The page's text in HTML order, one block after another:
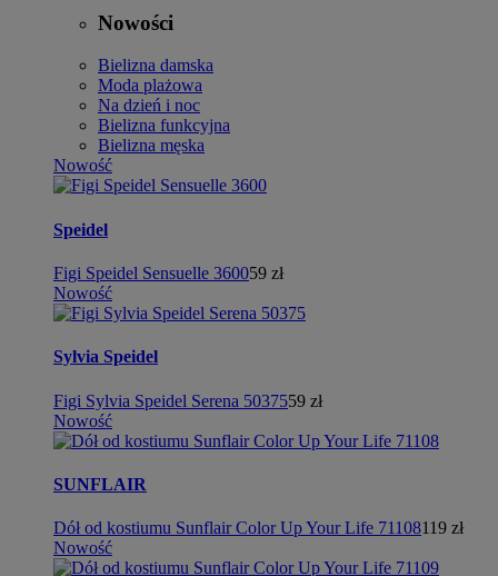
Nowości
Bielizna damska
Moda plażowa
Na dzień i noc
Bielizna funkcyjna
Bielizna męska
Nowość
Speidel
Figi Speidel Sensuelle 360059 zł
Nowość
Sylvia Speidel
Figi Sylvia Speidel Serena 5037559 zł
Nowość
SUNFLAIR
Dół od kostiumu Sunflair Color Up Your Life 71108119 zł
Nowość